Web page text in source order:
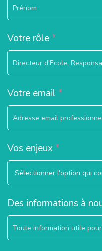
Votre rôle*
Votre email *
Vos enjeux *
Des informations à